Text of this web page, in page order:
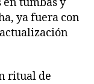
ya fuera con
ritual de